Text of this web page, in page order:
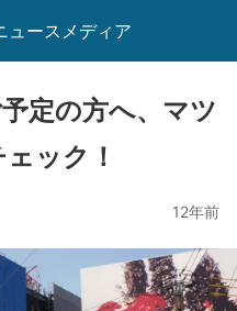
ュースメディア
定の方へ、マツ
ック！
12年前